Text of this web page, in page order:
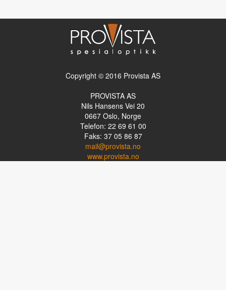
Copyright © 2016 Provista AS
PROVISTA AS
Nils Hansens Vei 20
0667 Oslo, Norge
Telefon: 22 69 61 00
Faks: 37 05 86 87
mail@provista.no
www.provista.no